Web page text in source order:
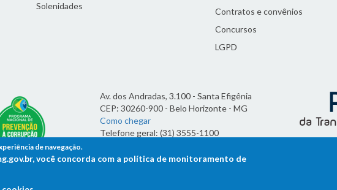
Solenidades
Contratos e convênios
Concursos
LGPD
Av. dos Andradas, 3.100 - Santa Efigênia
CEP: 30260-900 - Belo Horizonte - MG
Como chegar
Telefone geral: (31) 3555-1100
7h às 19h
de navegação.
você concorda com a política de monitoramento de